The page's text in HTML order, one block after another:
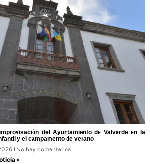
del Ayuntamiento de Valverde en la
y el campamento de verano
No hay comentarios
»